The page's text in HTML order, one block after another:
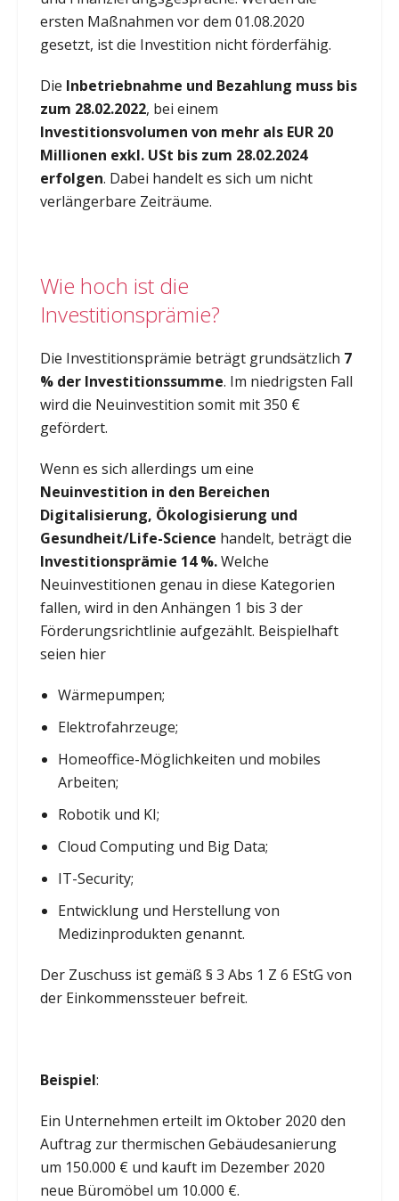
ersten Maßnahmen vor dem 01.08.2020
gesetzt, ist die Investition nicht förderfähig.
Die Inbetriebnahme und Bezahlung muss bis
zum 28.02.2022, bei einem
Investitionsvolumen von mehr als EUR 20
Millionen exkl. USt bis zum 28.02.2024
erfolgen. Dabei handelt es sich um nicht
verlängerbare Zeiträume.
Wie hoch ist die
Investitionsprämie?
Die Investitionsprämie beträgt grundsätzlich 7
% der Investitionssumme. Im niedrigsten Fall
wird die Neuinvestition somit mit 350 €
gefördert.
Wenn es sich allerdings um eine
Neuinvestition in den Bereichen
Digitalisierung, Ökologisierung und
Gesundheit/Life-Science handelt, beträgt die
Investitionsprämie 14 %.Welche
Neuinvestitionen genau in diese Kategorien
fallen, wird in den Anhängen 1 bis 3 der
Förderungsrichtlinie aufgezählt. Beispielhaft
seien hier
Wärmepumpen;
Elektrofahrzeuge;
Homeoffice-Möglichkeiten und mobiles
Arbeiten;
Robotik und KI;
Cloud Computing und Big Data;
IT-Security;
Entwicklung und Herstellung von
Medizinprodukten genannt.
Der Zuschuss ist gemäß § 3 Abs 1 Z 6 EStG von
der Einkommenssteuer befreit.
Beispiel:
Ein Unternehmen erteilt im Oktober 2020 den
Auftrag zur thermischen Gebäudesanierung
um 150.000 € und kauft im Dezember 2020
neue Büromöbel um 10.000 €.